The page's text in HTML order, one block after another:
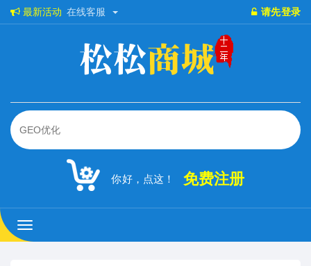
请先登录
最新活动 在线客服
你好，点这！ 免费注册
松
松